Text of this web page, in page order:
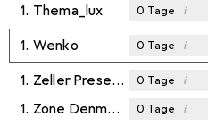
1. Thema_lux 0 Tage i
1. Wenko 0 Tage i
1. Zeller Present 0 Tage i
1. Zone Denmark 0 Tage i